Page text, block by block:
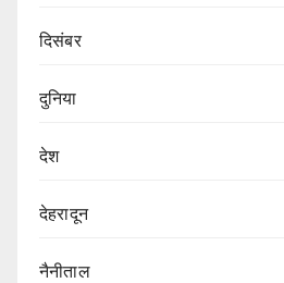
दिसंबर
दुनिया
देश
देहरादून
नैनीताल